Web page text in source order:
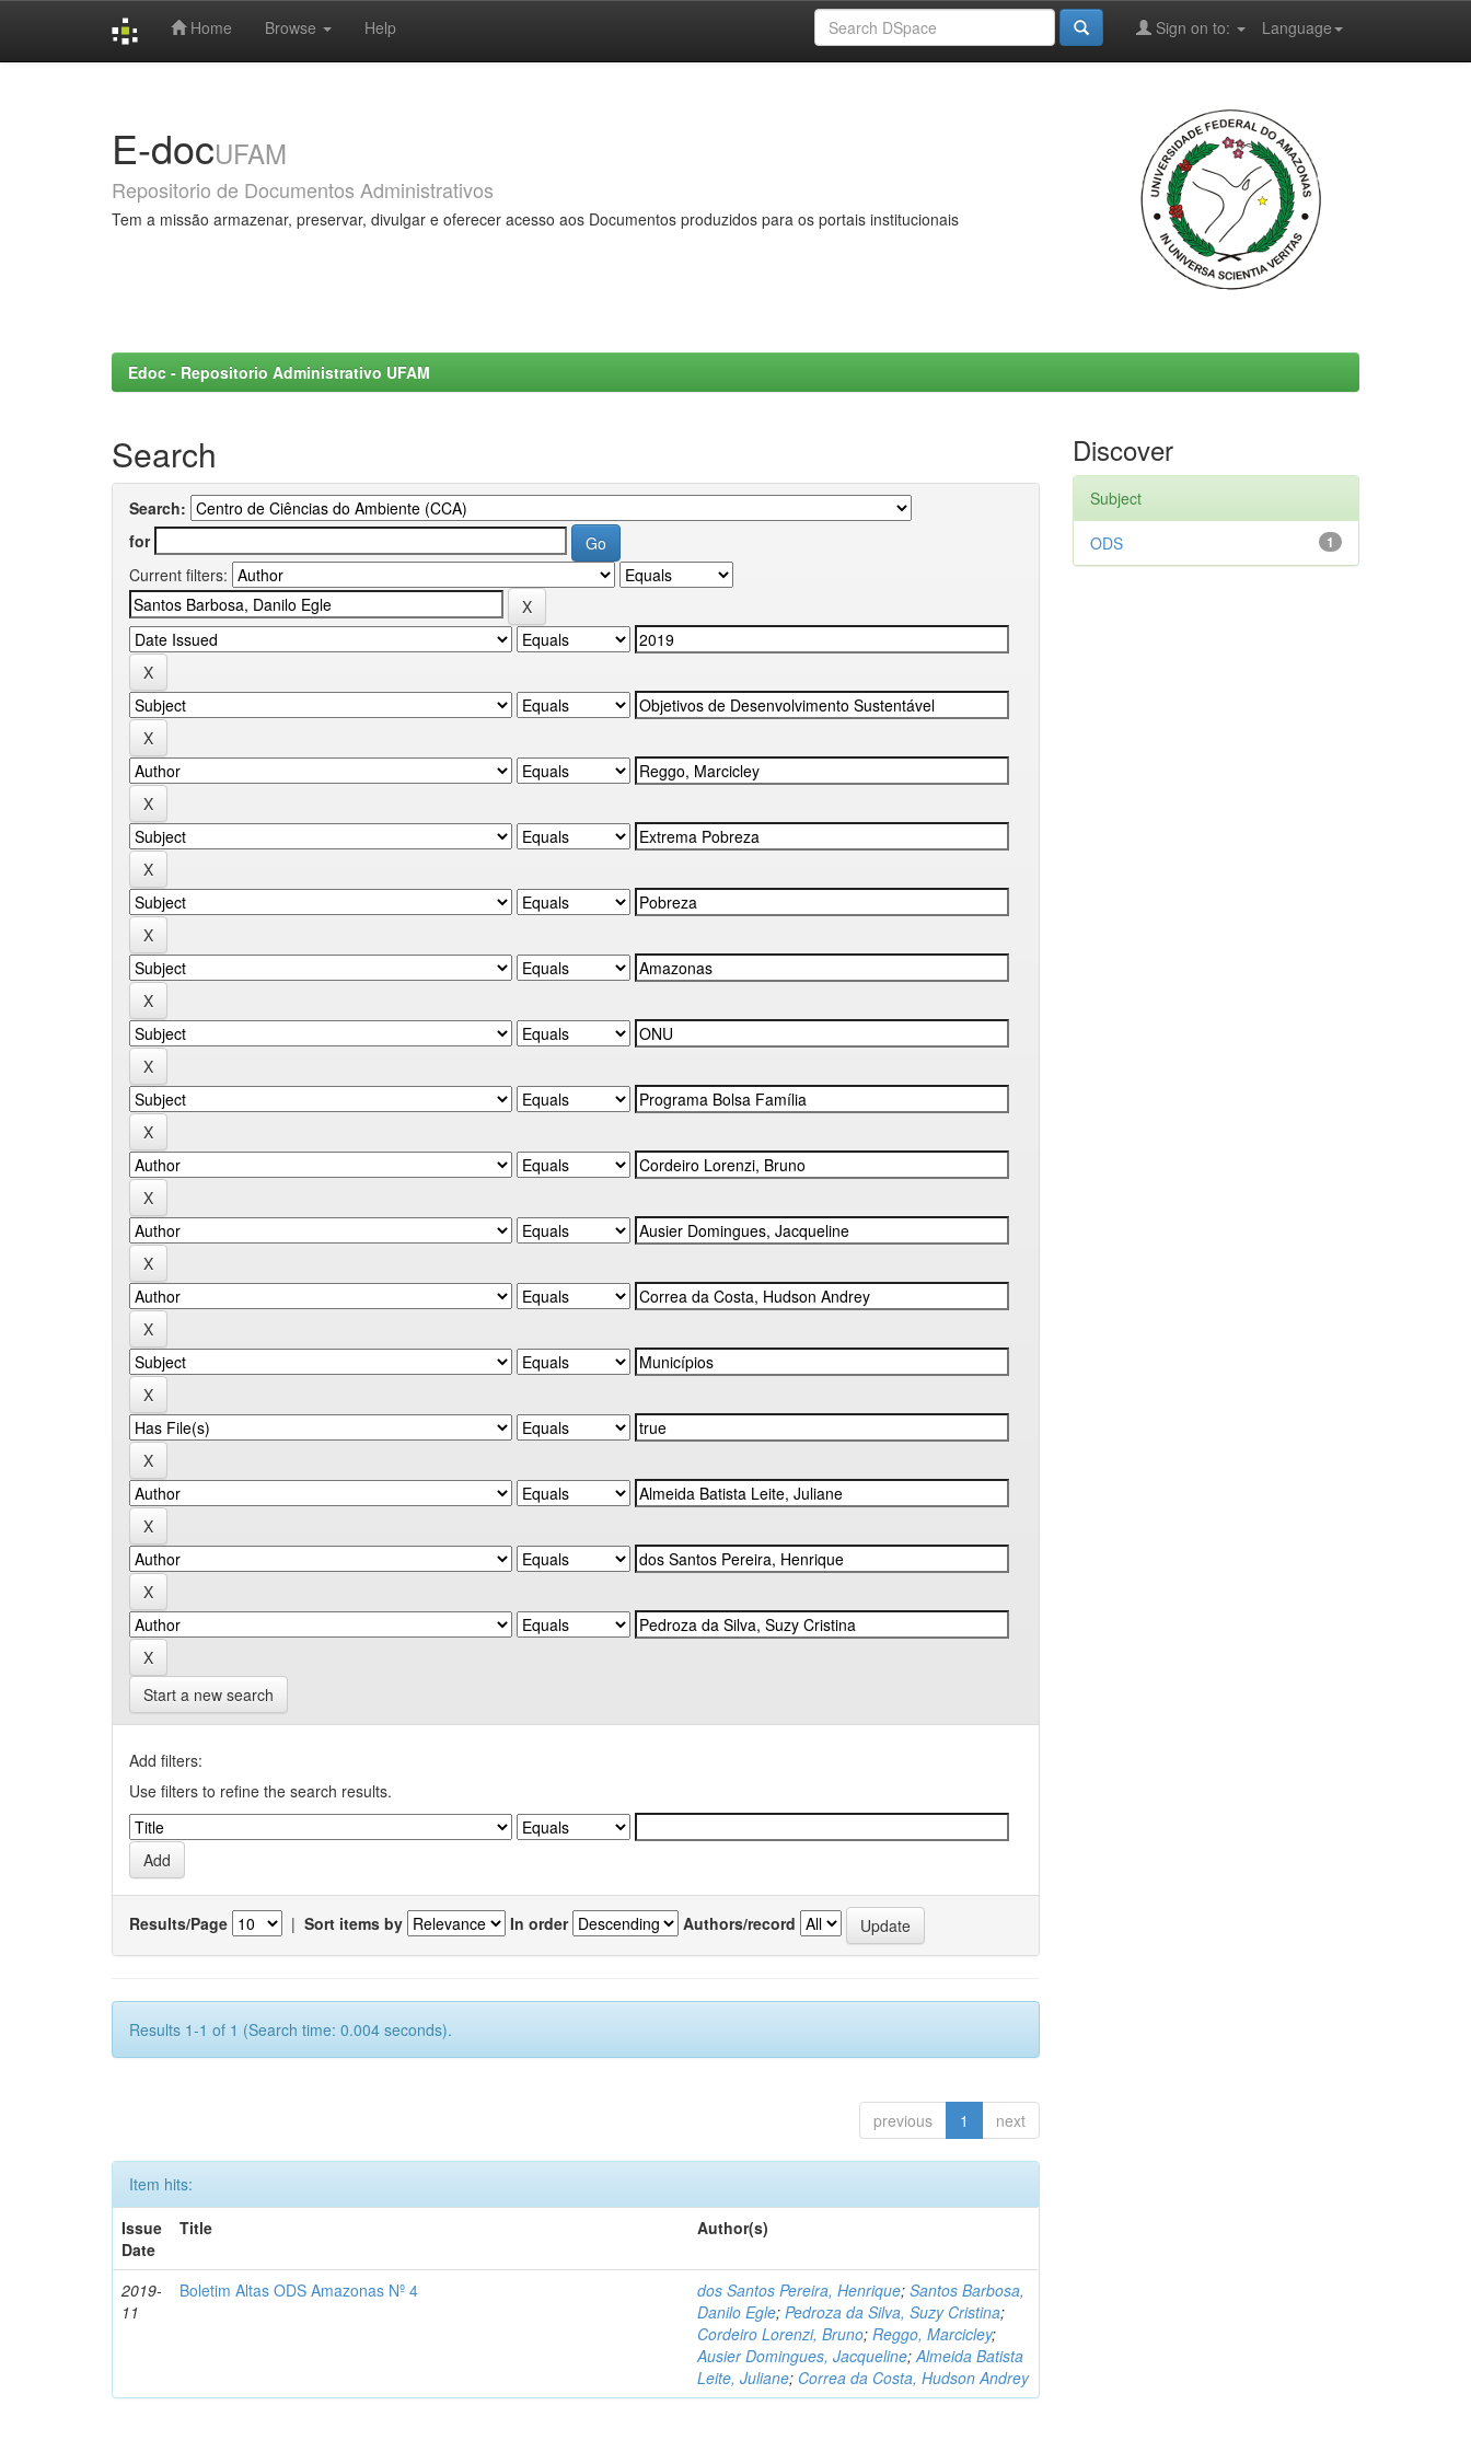
Home Browse Help Language
Sign on to:
E-docUFAM
Repositorio de Documentos Administrativos
Tem a missão armazenar, preservar, divulgar e oferecer acesso aos Documentos produzidos para os portais institucionais
Edoc - Repositorio Administrativo UFAM
Search
Search:
for
Current filters:
Start a new search
Add filters:
Use filters to refine the search results.
Results/Page | Sort items by In order Authors/record
Results 1-1 of 1 (Search time: 0.004 seconds).
previous 1 next
Item hits:
Issue
Date
Title Author(s)
2019-
11
Boletim Altas ODS Amazonas Nº 4 dos Santos Pereira, Henrique;Santos Barbosa,
Danilo Egle;Pedroza da Silva, Suzy Cristina;
Cordeiro Lorenzi, Bruno;Reggo, Marcicley;
Ausier Domingues, Jacqueline;Almeida Batista
Leite, Juliane; Correa da Costa, Hudson Andrey
Discover
Subject
1
ODS